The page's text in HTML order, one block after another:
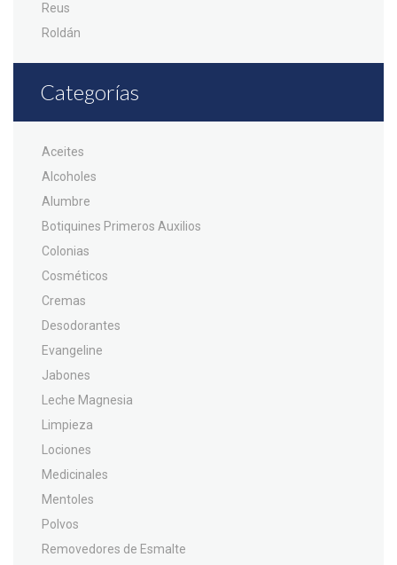
Reus
Roldán
Categorías
Aceites
Alcoholes
Alumbre
Botiquines Primeros Auxilios
Colonias
Cosméticos
Cremas
Desodorantes
Evangeline
Jabones
Leche Magnesia
Limpieza
Lociones
Medicinales
Mentoles
Polvos
Removedores de Esmalte